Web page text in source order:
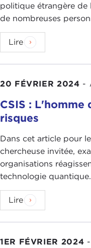
politique étrangère de
de nombreuses
Lire
20 FÉVRIER 2024 -
CSIS :
risques
Dans cet article pour
chercheuse invitée,
organisations
technologie quantique.
Lire
1ER FÉVRIER 2024 -